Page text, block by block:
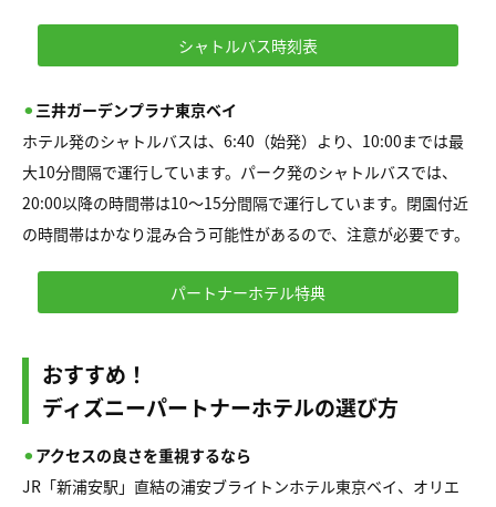
シャトルバス時刻表
⚫︎ 三井ガーデンプラナ東京ベイ
ホテル発のシャトルバスは、6:40（始発）より、10:00までは最
大10分間隔で運行しています。パーク発のシャトルバスでは、
20:00以降の時間帯は10〜15分間隔で運行しています。閉園付近
の時間帯はかなり混み合う可能性があるので、注意が必要です。
パートナーホテル特典
おすすめ！
ディズニーパートナーホテルの選び方
⚫︎ アクセスの良さを重視するなら
JR「新浦安駅」直結の浦安ブライトンホテル東京ベイ、オリエ